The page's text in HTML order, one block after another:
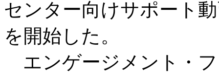
センター向けサポート
を開始した。
エンゲージメント・